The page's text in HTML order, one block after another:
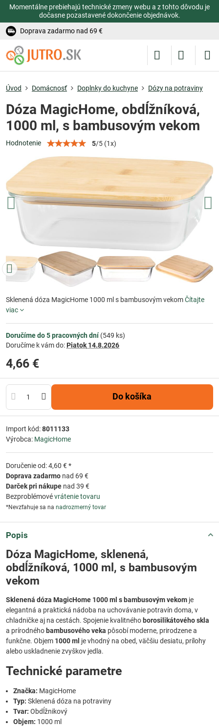
Momentálne prebiehajú technické zmeny webu a z tohto dôvodu je
dočasne pozastavené dokončenie objednávok.
Doprava zadarmo nad 69 €
Úvod Domácnosť Doplnky do kuchyne Dózy na potraviny
Dóza MagicHome, obdĺžníková,
1000 ml, s bambusovým vekom
Hodnotenie 5/5 (1x)
Sklenená dóza MagicHome 1000 ml s bambusovým vekomČítajte
viac
Doručíme do 5 pracovných dní(549 ks)
Doručíme k vám do: Piatok 14.8.2026
4,66 €
Do košíka
Import kód:8011133
Výrobca: MagicHome
Doručenie od: 4,60 € *
Doprava zadarmo nad 69 €
Darček pri nákupe nad 39 €
Bezproblémovévrátenie tovaru
*Nevzťahuje sa na nadrozmerný tovar
Popis
Dóza MagicHome, sklenená,
obdĺžníková, 1000 ml, s bambusovým
vekom
Sklenená dóza MagicHome 1000 ml s bambusovým vekom je
elegantná a praktická nádoba na uchovávanie potravín doma, v
chladničke aj na cestách. Spojenie kvalitného borosilikátového skla
a prírodného bambusového veka pôsobí moderne, prirodzene a
funkčne. Objem 1000 ml je vhodný na obed, väčšiu desiatu, prílohy
alebo uskladnenie zvyškov jedla.
Technické parametre
Značka: MagicHome
Typ: Sklenená dóza na potraviny
Tvar: Obdĺžnikový
Objem: 1000 ml